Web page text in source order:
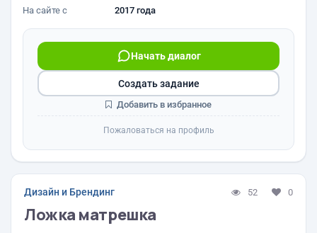
На сайте с
2017 года
Начать диалог
Создать задание
Добавить в избранное
Пожаловаться на профиль
Дизайн и Брендинг 52 0
Ложка матрешка